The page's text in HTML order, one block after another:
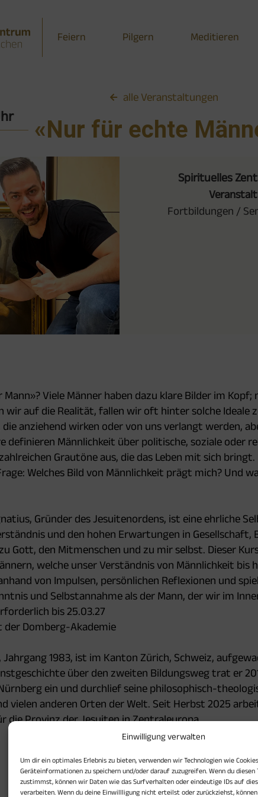
Einwilligung verwalten
Um dir ein optimales Erlebnis zu bieten, verwenden wir Technologien wie
Geräteinformationen zu speichern und/oder darauf zuzugreifen. Wenn du diesen
zustimmst, können wir Daten wie das Surfverhalten oder eindeutige IDs auf
verarbeiten. Wenn du deine Einwillligung nicht erteilst oder zurückziehst,
Feiern Pilgern Meditieren
alle Veranstaltungen
«Nur für echte
Spirituelles
Fortbildungen /
Mann»? Viele Männer haben dazu klare Bilder im
wir auf die Realität, fallen wir oft hinter solche Ideale
anziehend wirken oder von uns verlangt werden,
definieren Männlichkeit über politische, soziale oder
Grautöne aus, die das Leben mit sich
Welches Bild von Männlichkeit prägt mich? Und
Gründer des Jesuitenordens, ist eine ehrliche
und den hohen Erwartungen in Gesellschaft,
Gott, den Mitmenschen und zu mir selbst. Dieser
welche unser Verständnis von Männlichkeit bis
von Impulsen, persönlichen Reflexionen und
und Selbstannahme als der Mann, der wir im
bis 25.03.27
der Domberg-Akademie
Jahrgang 1983, ist im Kanton Zürich, Schweiz,
über den zweiten Bildungsweg trat er
ein und durchlief seine philosophisch-
vielen anderen Orten der Welt. Seit Herbst 2025
die Provinz der Jesuiten in Zentraleuropa.